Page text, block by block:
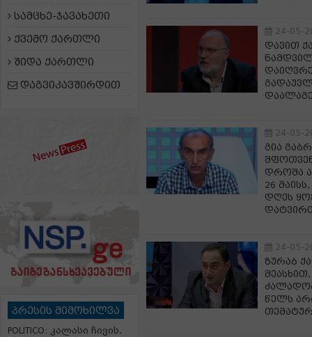
სამცხე-ჯავახეთი
ქვემო ქართლი
შიდა ქართლი
დაგვიკავშირდით
პრესის მიმოხილვა
POLITICO: კალასი ჩივის,
24-05-
დავით
24-05-
გია
დროშა
26
დღეს
24-05-
ზურაბ
წელს